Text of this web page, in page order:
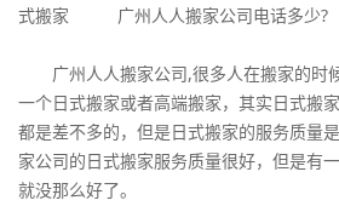
式搬家 广州人人搬家公司电话多少?
广州人人搬家公司,很多人在搬家的时
一个日式搬家或者高端搬家，其实日式搬
都是差不多的，但是日式搬家的服务质量
家公司的日式搬家服务质量很好，但是有
就没那么好了。